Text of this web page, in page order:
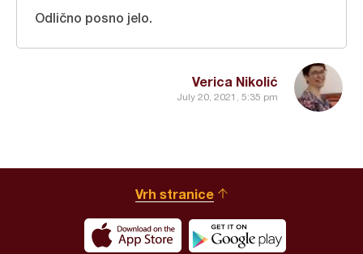
Verica Nikolić
July 20, 2021, 5:35 pm
Odlično posno jelo.
Vrh stranice